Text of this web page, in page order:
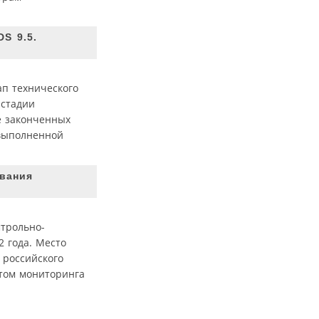
9.5.
технического
законченных
года. Место
мониторинга